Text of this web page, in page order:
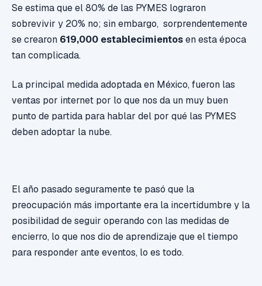
Se estima que el 80% de las PYMES lograron
sobrevivir y 20% no; sin embargo, sorprendentemente
se crearon 619,000 establecimientosen esta época
tan complicada.
La principal medida adoptada en México, fueron las
ventas por internet por lo que nos da un muy buen
punto de partida para hablar del por qué las PYMES
deben adoptar la nube.
El año pasado seguramente te pasó que la
preocupación más importante era la incertidumbre y la
posibilidad de seguir operando con las medidas de
encierro, lo que nos dio de aprendizaje que el tiempo
para responder ante eventos, lo es todo.